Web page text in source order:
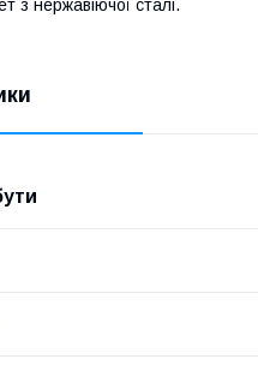
з нержавіючої сталі.